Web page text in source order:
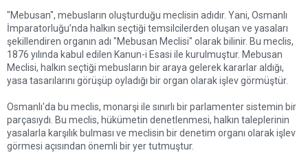
"Mebusan", mebusların oluşturduğu meclisin adıdır. Yani, Osmanlı
İmparatorluğu’nda halkın seçtiği temsilcilerden oluşan ve yasaları
şekillendiren organın adı "Mebusan Meclisi" olarak bilinir. Bu meclis,
1876 yılında kabul edilen Kanun-i Esasi ile kurulmuştur. Mebusan
Meclisi, halkın seçtiği mebusların bir araya gelerek kararlar aldığı,
yasa tasarılarını görüşüp oyladığı bir organ olarak işlev görmüştür.
Osmanlı'da bu meclis, monarşi ile sınırlı bir parlamenter sistemin bir
parçasıydı. Bu meclis, hükümetin denetlenmesi, halkın taleplerinin
yasalarla karşılık bulması ve meclisin bir denetim organı olarak işlev
görmesi açısından önemli bir yer tutmuştur.